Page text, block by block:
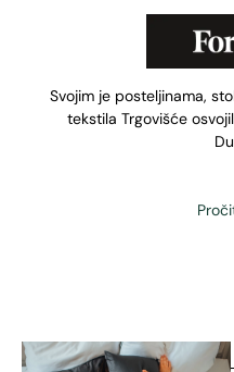
Svojim je posteljinama,
tekstila Trgovišće